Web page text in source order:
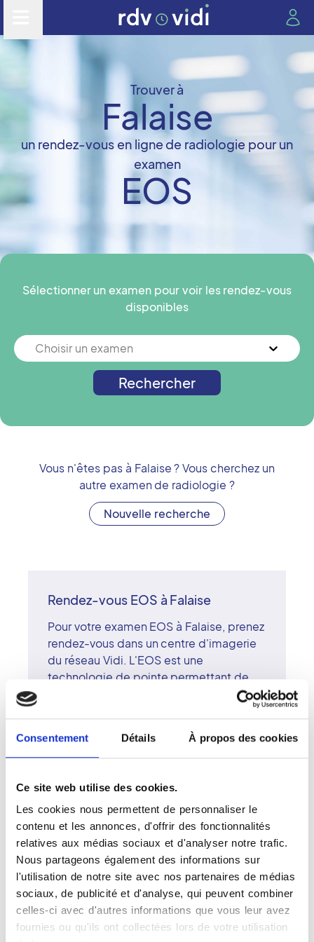
Consentement Détails À propos des cookies
Ce site web utilise des cookies.
Les cookies nous permettent de personnaliser le
contenu et les annonces, d'offrir des fonctionnalités
relatives aux médias sociaux et d'analyser notre trafic.
Nous partageons également des informations sur
l'utilisation de notre site avec nos partenaires de médias
sociaux, de publicité et d'analyse, qui peuvent combiner
celles-ci avec d'autres informations que vous leur avez
fournies ou qu'ils ont collectées lors de votre utilisation
Trouver à
Falaise
un rendez-vous en ligne de radiologie pour un
examen
EOS
Sélectionner un examen pour voir les rendez-vous
disponibles
Choisir un examen
Rechercher
Vous n'êtes pas à Falaise? Vous cherchez un
autre examen de radiologie ?
Nouvelle recherche
Rendez-vous EOS à Falaise
Pour votre examen EOS à Falaise, prenez
rendez-vous dans un centre d'imagerie
du réseau Vidi. L'EOS est une
technologie de pointe permettant de
capturer des images du corps entier en
l'analyse des scolioses, des
déséquilibres pelviens ou des anomalies
surspécialisés de Falaise interprètent les
images avec exactitude et expertise. Le
réseau Vidi promeut une imagerie
moderne, rigoureuse et accessible,
centrée sur la sécurité et le bien-être du
patient.